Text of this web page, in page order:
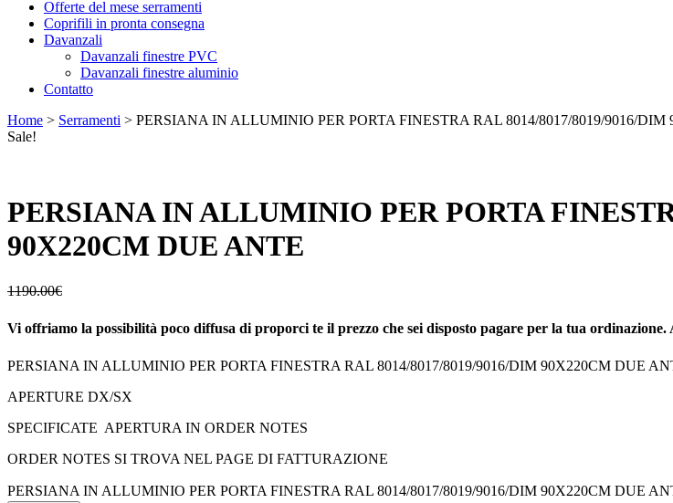
Offerte del mese serramenti
Coprifili in pronta consegna
Davanzali
Davanzali finestre PVC
Davanzali finestre aluminio
Contatto
Home > Serramenti > PERSIANA IN ALLUMINIO PER PORTA FINESTRA RAL 8014/8017/8019/9016/DIM
Sale!
PERSIANA IN ALLUMINIO PER PORTA
90X220CM DUE ANTE
1190.00€
Vi offriamo la possibilità poco diffusa di proporci te il prezzo che sei disposto pagare per la tua
PERSIANA IN ALLUMINIO PER PORTA FINESTRA RAL 8014/8017/8019/9016/DIM 90X220CM DUE
APERTURE DX/SX
SPECIFICATE APERTURA IN ORDER NOTES
ORDER NOTES SI TROVA NEL PAGE DI FATTURAZIONE
PERSIANA IN ALLUMINIO PER PORTA FINESTRA RAL 8014/8017/8019/9016/DIM 90X220CM DUE